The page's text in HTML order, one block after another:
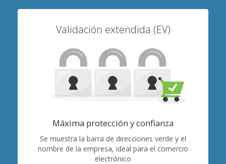
Validación extendida (EV)
Máxima protección y confianza
Se muestra la barra de direcciones verde y el
nombre de la empresa, ideal para el comercio
electrónico